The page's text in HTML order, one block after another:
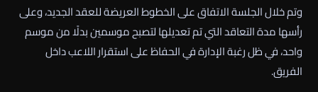
وتم خلال الجلسة الاتفاق على الخطوط العريضة للعقد الجديد، وعلى
رأسها مدة التعاقد التي تم تعديلها لتصبح موسمين بدلًا من موسم
واحد، في ظل رغبة الإدارة في الحفاظ على استقرار اللاعب داخل
الفريق.